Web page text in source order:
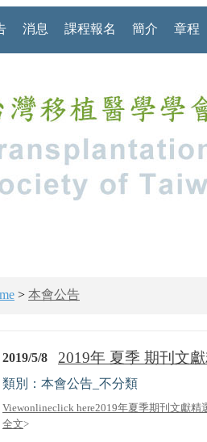
消息 課程報名 簡介 章程
> 本會公告
2019/5/8 2019年 夏季 期刊文
類別：本會公告_不分類
Viewonlineclick here2019年夏季期刊文獻精
全文>